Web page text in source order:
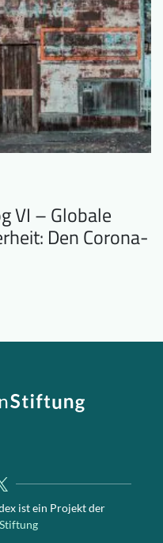
VI – Globale
Den Corona-
ist ein Projekt der